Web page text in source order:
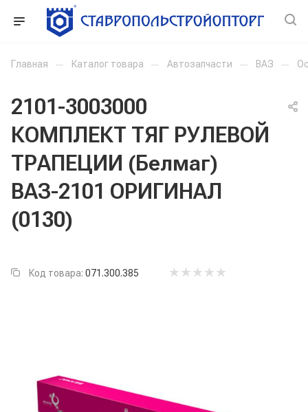
Главная — Каталог товара — Автозапчасти — ВАЗ —
2101-3003000
КОМПЛЕКТ ТЯГ РУЛЕВОЙ
ТРАПЕЦИИ (Белмаг)
ВАЗ-2101 ОРИГИНАЛ
(0130)
Код товара: 071.300.385